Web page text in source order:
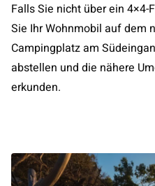
Falls Sie nicht über ein 4×4-
Sie Ihr Wohnmobil auf dem
Campingplatz am
abstellen und die nähere
erkunden.